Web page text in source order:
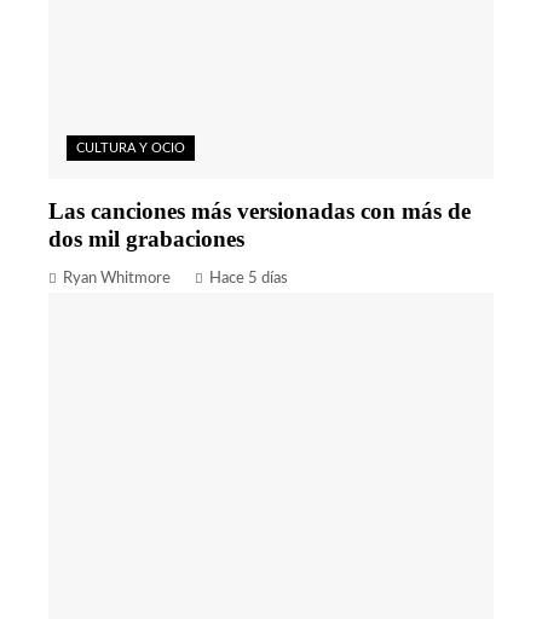
CULTURA Y OCIO
Las canciones más versionadas con más de
dos mil grabaciones
Ryan Whitmore Hace 5 días